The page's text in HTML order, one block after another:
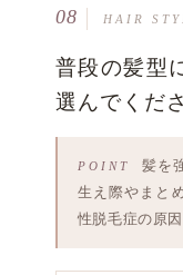
08 HAIR
普段の髪型
選んでくだ
髪を
生え際やまと
性脱毛症の原